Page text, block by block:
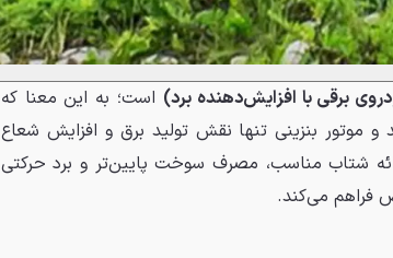
است؛ به این معنا که
موتور بنزینی تنها نقش تولید برق و افزایش شعاع
شتاب مناسب، مصرف سوخت پایین‌تر و برد حرکتی
فراهم می‌کند.